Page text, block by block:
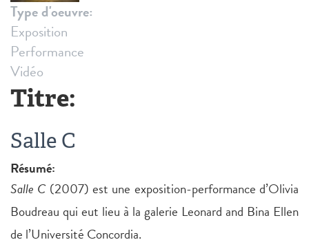
Type d'oeuvre:
Exposition
Performance
Vidéo
Titre:
Salle C
Résumé:
Salle C(2007) est une exposition-performance d’Olivia
Boudreau qui eut lieu à la galerie Leonard and Bina Ellen
de l’Université Concordia.